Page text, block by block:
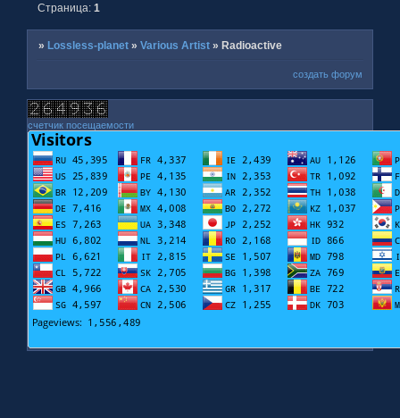
Страница:1
» Lossless-planet »Various Artist » Radioactive
создать форум
счетчик посещаемости